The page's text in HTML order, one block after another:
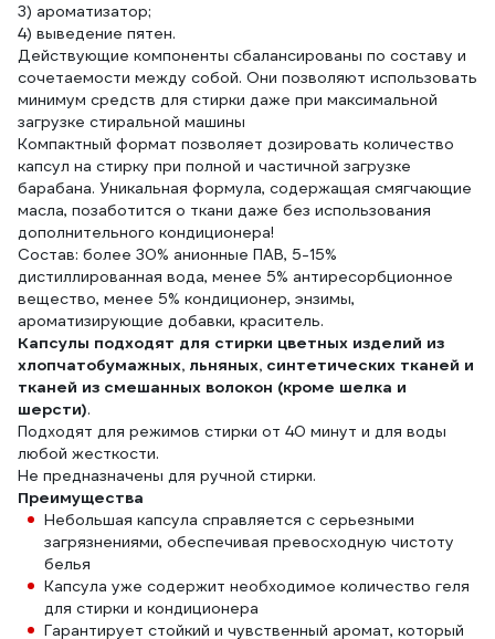
3) ароматизатор;
4) выведение пятен.
Действующие компоненты сбалансированы по составу и
сочетаемости между собой. Они позволяют использовать
минимум средств для стирки даже при максимальной
загрузке стиральной машины
Компактный формат позволяет дозировать количество
капсул на стирку при полной и частичной загрузке
барабана. Уникальная формула, содержащая смягчающие
масла, позаботится о ткани даже без использования
дополнительного кондиционера!
Состав: более 30% анионные ПАВ, 5-15%
дистиллированная вода, менее 5% антиресорбционное
вещество, менее 5% кондиционер, энзимы,
ароматизирующие добавки, краситель.
Капсулы подходят для стирки цветных изделий из
хлопчатобумажных, льняных, синтетических тканей и
тканей из смешанных волокон (кроме шелка и
шерсти).
Подходят для режимов стирки от 40 минут и для воды
любой жесткости.
Не предназначены для ручной стирки.
Преимущества
Небольшая капсула справляется с серьезными
загрязнениями, обеспечивая превосходную чистоту
белья
Капсула уже содержит необходимое количество геля
для стирки и кондиционера
Гарантирует стойкий и чувственный аромат, который